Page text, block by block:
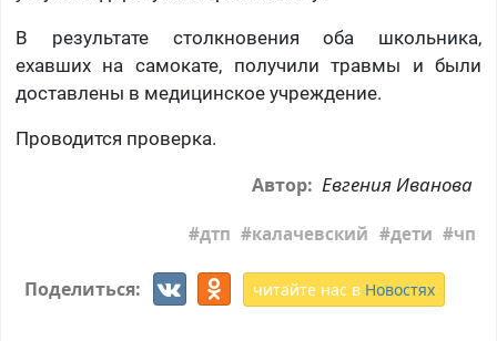
В результате столкновения оба школьника,
ехавших на самокате, получили травмы и были
доставлены в медицинское учреждение.
Проводится проверка.
Автор: Евгения Иванова
дтп калачевский дети чп
Поделиться: читайте нас в Новостях